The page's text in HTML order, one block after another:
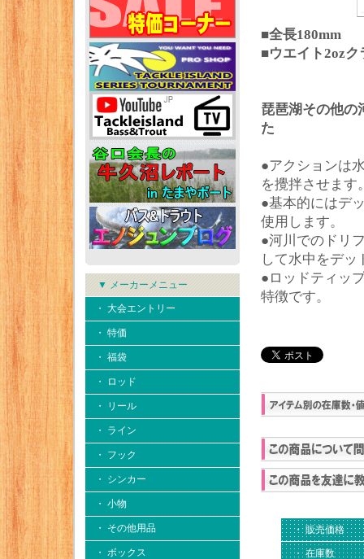
▼ メーカーメニュー
・ 大会エントリー
・ 特価
・ 福袋
・ ロッド
・ リール
・ ライン
・ フック
・ シンカー
・ 小物
・ その他用品
・ ボックス
■全長180mm
■ウエイト2ozク
琵琶湖その他の
た
●アクションは
を攪拌させます
●基本的にはデ
使用します。
●河川でのドリ
して水中をデッ
●ロッドティッ
特徴です。
・ 販売価格
・ 在庫数